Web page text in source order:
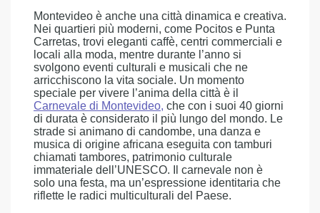
Montevideo è anche una città dinamica e creativa.
Nei quartieri più moderni, come Pocitos e Punta
Carretas, trovi eleganti caffè, centri commerciali e
locali alla moda, mentre durante l’anno si
svolgono eventi culturali e musicali che ne
arricchiscono la vita sociale. Un momento
speciale per vivere l’anima della città è il
Carnevale di Montevideo, che con i suoi 40 giorni
di durata è considerato il più lungo del mondo. Le
strade si animano di candombe, una danza e
musica di origine africana eseguita con tamburi
chiamati tambores, patrimonio culturale
immateriale dell’UNESCO. Il carnevale non è
solo una festa, ma un’espressione identitaria che
riflette le radici multiculturali del Paese.